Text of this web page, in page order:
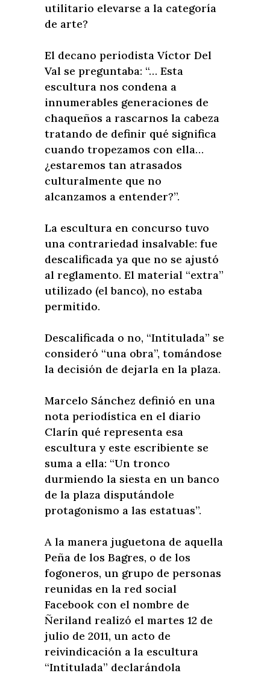
utilitario elevarse a la categoría
de arte?
El decano periodista Víctor Del
Val se preguntaba: “… Esta
escultura nos condena a
innumerables generaciones de
chaqueños a rascarnos la cabeza
tratando de definir qué significa
cuando tropezamos con ella…
¿estaremos tan atrasados
culturalmente que no
alcanzamos a entender?”.
La escultura en concurso tuvo
una contrariedad insalvable: fue
descalificada ya que no se ajustó
al reglamento. El material “extra”
utilizado (el banco), no estaba
permitido.
Descalificada o no, “Intitulada” se
consideró “una obra”, tomándose
la decisión de dejarla en la plaza.
Marcelo Sánchez definió en una
nota periodística en el diario
Clarín qué representa esa
escultura y este escribiente se
suma a ella: “Un tronco
durmiendo la siesta en un banco
de la plaza disputándole
protagonismo a las estatuas”.
A la manera juguetona de aquella
Peña de los Bagres, o de los
fogoneros, un grupo de personas
reunidas en la red social
Facebook con el nombre de
Ñeriland realizó el martes 12 de
julio de 2011, un acto de
reivindicación a la escultura
“Intitulada” declarándola